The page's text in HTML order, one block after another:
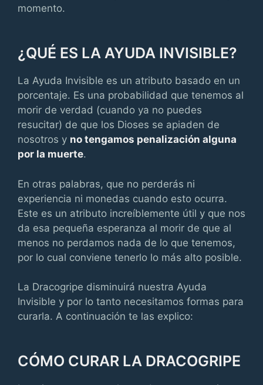
momento.
¿QUÉ ES LA AYUDA INVISIBLE?
La Ayuda Invisible es un atributo basado en un
porcentaje. Es una probabilidad que tenemos al
morir de verdad (cuando ya no puedes
resucitar) de que los Dioses se apiaden de
nosotros y no tengamos penalización alguna
por la muerte.
En otras palabras, que no perderás ni
experiencia ni monedas cuando esto ocurra.
Este es un atributo increíblemente útil y que nos
da esa pequeña esperanza al morir de que al
menos no perdamos nada de lo que tenemos,
por lo cual conviene tenerlo lo más alto posible.
La Dracogripe disminuirá nuestra Ayuda
Invisible y por lo tanto necesitamos formas para
curarla. A continuación te las explico:
CÓMO CURAR LA DRACOGRIPE